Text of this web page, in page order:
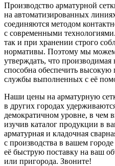
Производство арматурной
на автоматизированных
соединяются методом
с современными
так и при хранении строго
нормативы. Поэтому мы
утверждать, что производимая
способна обеспечить
службы выполненных с её
Наши цены на арматурную
в других городах
демократичном уровне, в чем
изучив каталог продукции в
арматурная и кладочная
с производства в вашем
её быструю поставку на ваш
или пригорода. Звоните!